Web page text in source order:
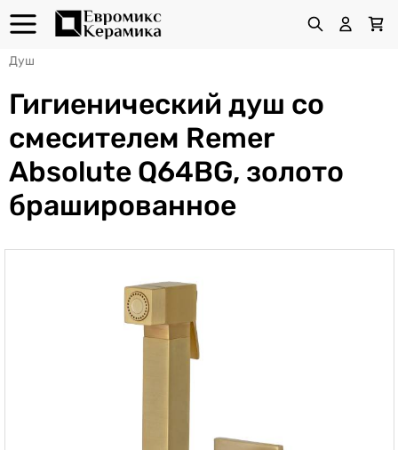
Душ
Гигиенический душ со
смесителем Remer
Absolute Q64BG, золото
брашированное